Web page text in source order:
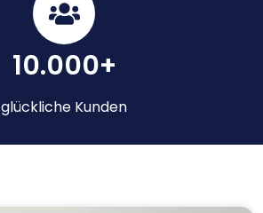
10.000+
glückliche Kunden